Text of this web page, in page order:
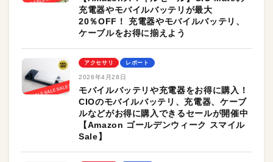
充電器やモバイルバッテリが最大
20％OFF！ 充電器やモバイルバッテリ、
ケーブルをお得に揃えよう
アクセサリ レポート
2026年4月28日
モバイルバッテリや充電器をお得に購入！
CIOのモバイルバッテリ、充電器、ケーブ
ルなどがお得に購入できるセールが開催中
【Amazon ゴールデンウィーク スマイル
Sale】